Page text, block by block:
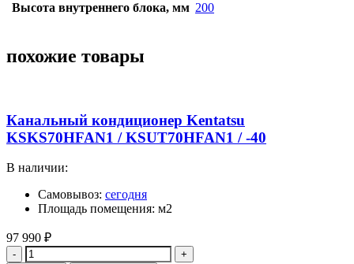
Высота внутреннего блока, мм 200
похожие товары
Канальный кондиционер Kentatsu
KSKS70HFAN1 / KSUT70HFAN1 / -40
В наличии:
Самовывоз: сегодня
Площадь помещения: м2
97 990 ₽
Количество